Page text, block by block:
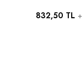
Singer
832,50 TL